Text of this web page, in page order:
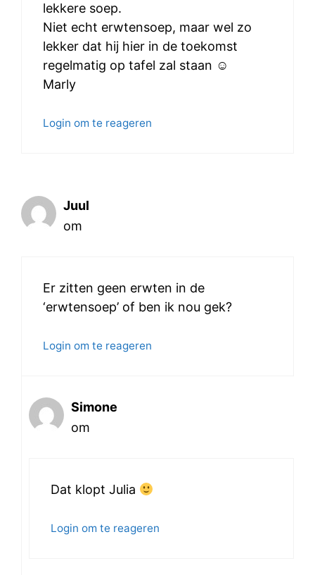
lekkere soep.
Niet echt erwtensoep, maar wel zo
lekker dat hij hier in de toekomst
regelmatig op tafel zal staan ☺
Marly
Login om te reageren
Juul
om
Er zitten geen erwten in de
‘erwtensoep’ of ben ik nou gek?
Login om te reageren
Simone
om
Dat klopt Julia
Login om te reageren